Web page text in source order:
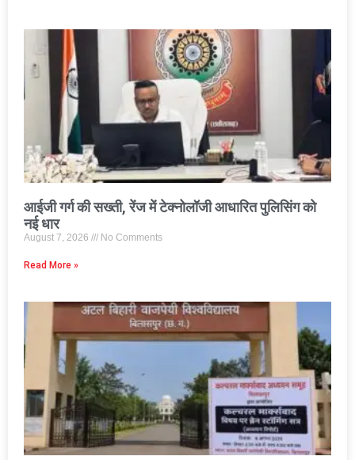
आईजी गर्ग की सख्ती, रेंज में टेक्नोलॉजी आधारित पुलिसिंग को
नई धार
August 7, 2026 No Comments
Read More »